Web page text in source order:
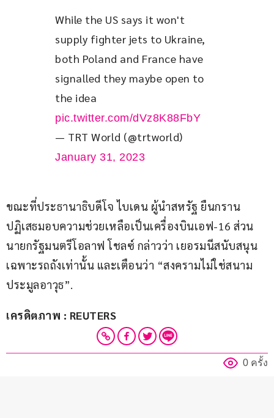
While the US says it won't
supply fighter jets to Ukraine,
both Poland and France have
signalled they maybe open to
the idea
pic.twitter.com/dVz8K88FbY
— TRT World (@trtworld)
January 31, 2023
ขณะที่ประธานาธิบดีโจ ไบเดน ผู้นำสหรัฐ ยืนกราน
ปฏิเสธมอบความช่วยเหลือเป็นเครื่องบินเอฟ-16 ส่วน
นายกรัฐมนตรีโอลาฟ โชลซ์ กล่าวว่า เยอรมนีสนับสนุน
เฉพาะรถถังเท่านั้น และเตือนว่า “สงครามไม่ใช่สนาม
ประมูลอาวุธ”.
เครดิตภาพ : REUTERS
0 ครั้ง